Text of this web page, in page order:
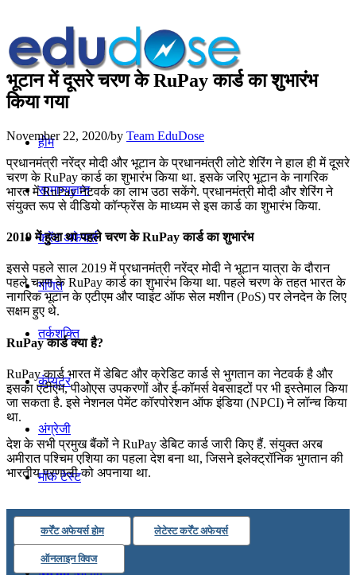
होम
सामान्यज्ञान
करेंट अफेयर्स
गणित
तर्कशक्ति
कंप्यूटर
अंग्रेजी
मॉक टेस्ट
टुडेज जीके
Menu Menu
भूटान में दूसरे चरण के RuPay कार्ड का शुभारंभ
किया गया
November 22, 2020/by Team EduDose
प्रधानमंत्री नरेंद्र मोदी और भूटान के प्रधानमंत्री लोटे शेरिंग ने हाल ही में दूसरे
चरण के RuPay कार्ड का शुभारंभ किया था. इसके जरिए भूटान के नागरिक
भारत में RuPay नेटवर्क का लाभ उठा सकेंगे. प्रधानमंत्री मोदी और शेरिंग ने
संयुक्त रूप से वीडियो कॉन्फ्रेंस के माध्यम से इस कार्ड का शुभारंभ किया.
2019 में हुआ था पहले चरण के RuPay कार्ड का शुभारंभ
इससे पहले साल 2019 में प्रधानमंत्री नरेंद्र मोदी ने भूटान यात्रा के दौरान
पहले चरण के RuPay कार्ड का शुभारंभ किया था. पहले चरण के तहत भारत के
नागरिक भूटान के एटीएम और प्वाइंट ऑफ सेल मशीन (PoS) पर लेनदेन के लिए
सक्षम हुए थे.
RuPay कार्ड क्या है?
RuPay कार्ड भारत में डेबिट और क्रेडिट कार्ड से भुगतान का नेटवर्क है और
इसका एटीएम, पीओएस उपकरणों और ई-कॉमर्स वेबसाइटों पर भी इस्तेमाल किया
जा सकता है. इसे नेशनल पेमेंट कॉरपोरेशन ऑफ इंडिया (NPCI) ने लॉन्च किया
था.
देश के सभी प्रमुख बैंकों ने RuPay डेबिट कार्ड जारी किए हैं. संयुक्त अरब
अमीरात पश्चिम एशिया का पहला देश बना था, जिसने इलेक्ट्रॉनिक भुगतान की
भारतीय प्रणाली को अपनाया था.
कर्रेंट अफेयर्स होम लेटेस्ट कर्रेंट अफेयर्स
ऑनलाइन क्विज